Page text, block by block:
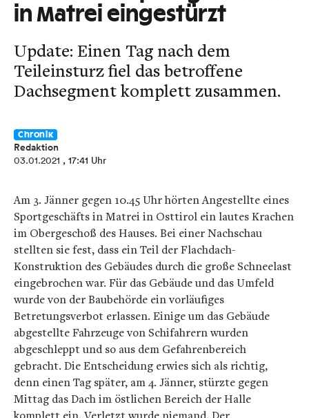
in Matrei eingestürzt
Update: Einen Tag nach dem
Teileinsturz fiel das betroffene
Dachsegment komplett zusammen.
Chronik
Redaktion
03.01.2021 , 17:41 Uhr
Am 3. Jänner gegen 10.45 Uhr hörten Angestellte eines
Sportgeschäfts in Matrei in Osttirol ein lautes Krachen
im Obergeschoß des Hauses. Bei einer Nachschau
stellten sie fest, dass ein Teil der Flachdach-
Konstruktion des Gebäudes durch die große Schneelast
eingebrochen war. Für das Gebäude und das Umfeld
wurde von der Baubehörde ein vorläufiges
Betretungsverbot erlassen. Einige um das Gebäude
abgestellte Fahrzeuge von Schifahrern wurden
abgeschleppt und so aus dem Gefahrenbereich
gebracht. Die Entscheidung erwies sich als richtig,
denn einen Tag später, am 4. Jänner, stürzte gegen
Mittag das Dach im östlichen Bereich der Halle